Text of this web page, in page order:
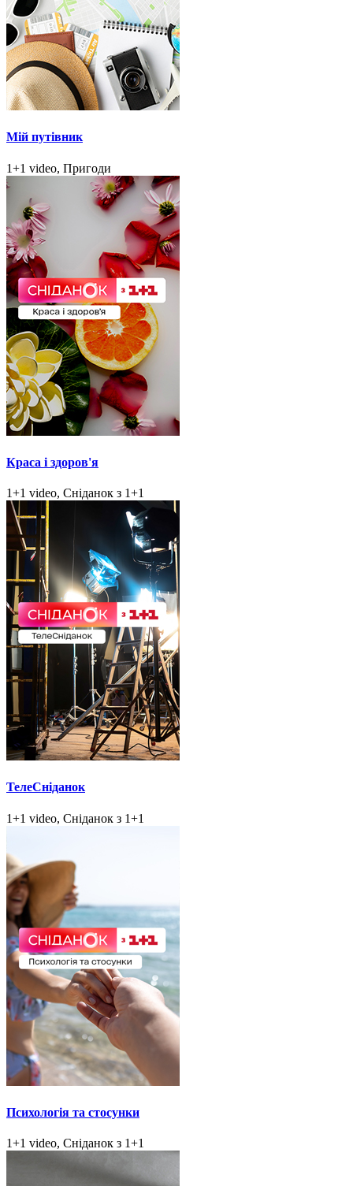
Мій путівник
1+1 video, Пригоди
Краса і здоров'я
1+1 video, Сніданок з 1+1
ТелеСніданок
1+1 video, Сніданок з 1+1
Психологія та стосунки
1+1 video, Сніданок з 1+1